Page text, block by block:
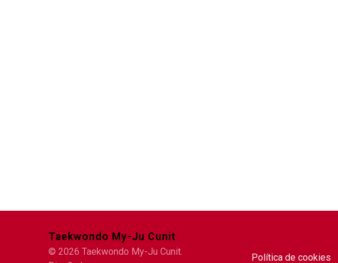
Taekwondo My-Ju Cunit
© 2026 Taekwondo My-Ju Cunit.
Política de cookies